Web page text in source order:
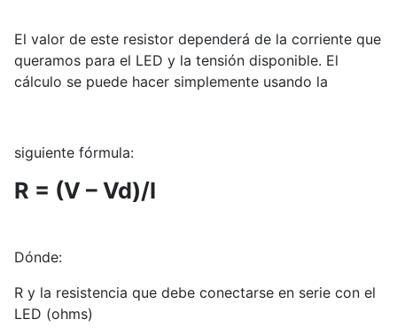
El valor de este resistor dependerá de la corriente que
queramos para el LED y la tensión disponible. El
cálculo se puede hacer simplemente usando la
siguiente fórmula:
R = (V – Vd)/I
Dónde:
R y la resistencia que debe conectarse en serie con el
LED (ohms)